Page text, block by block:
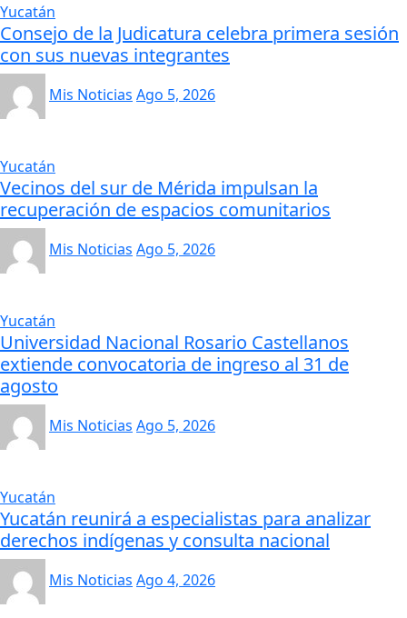
Yucatán
Consejo de la Judicatura celebra primera sesión
con sus nuevas integrantes
Mis Noticias Ago 5, 2026
Yucatán
Vecinos del sur de Mérida impulsan la
recuperación de espacios comunitarios
Mis Noticias Ago 5, 2026
Yucatán
Universidad Nacional Rosario Castellanos
extiende convocatoria de ingreso al 31 de
agosto
Mis Noticias Ago 5, 2026
Yucatán
Yucatán reunirá a especialistas para analizar
derechos indígenas y consulta nacional
Mis Noticias Ago 4, 2026